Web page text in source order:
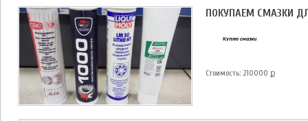
ПОКУПАЕМ СМАЗКИ
Куплю смазки
Стоимость: 210000 ք